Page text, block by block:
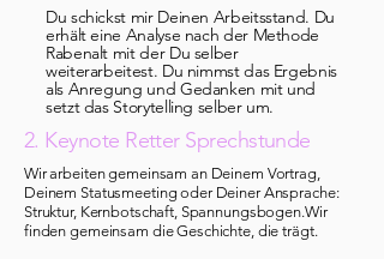
Du schickst mir Deinen Arbeitsstand. Du
erhält eine Analyse nach der Methode
Rabenalt mit der Du selber
weiterarbeitest. Du nimmst das Ergebnis
als Anregung und Gedanken mit und
setzt das Storytelling selber um.
2. Keynote Retter Sprechstunde
Wir arbeiten gemeinsam an Deinem Vortrag,
Deinem Statusmeeting oder Deiner Ansprache:
Struktur, Kernbotschaft, Spannungsbogen.Wir
finden gemeinsam die Geschichte, die trägt.​